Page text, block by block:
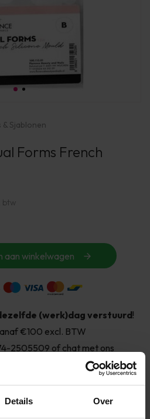
Details Over
& Sjablonen
Forms French
btw
aan winkelwagen
(werk)dag verstuurd!
€100 excl. BTW
2505509 of chat met ons